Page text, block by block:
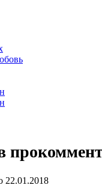
22.01.2018